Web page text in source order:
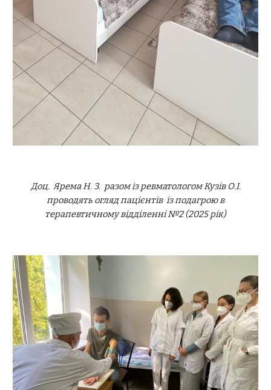
Доц. Ярема Н. З. разом із ревматологом Кузів О.І.
проводять огляд пацієнтів із подагрою в
терапевтичному відділенні №2 (2025 рік)